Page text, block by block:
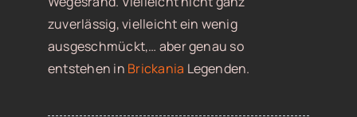
zuverlässig, vielleicht ein wenig
ausgeschmückt,… aber genau so
entstehen in Brickania Legenden.